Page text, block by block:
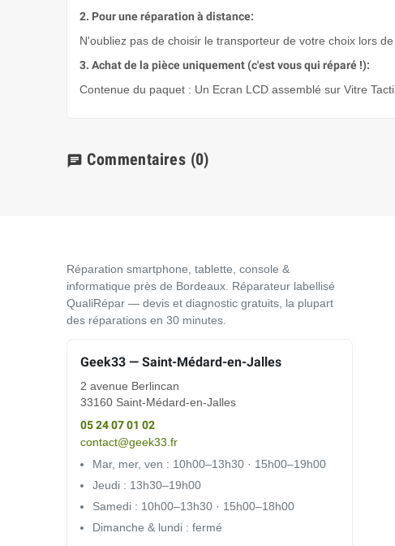
2. Pour une réparation à distance:
N'oubliez pas de choisir le transporteur de votre choix lors
3. Achat de la pièce uniquement (c'est vous qui réparé !):
Contenue du paquet : Un Ecran LCD assemblé sur Vitre
chat Commentaires (0)
Réparation smartphone, tablette, console &
informatique près de Bordeaux. Réparateur labellisé
QualiRépar — devis et diagnostic gratuits, la plupart
des réparations en 30 minutes.
Geek33 — Saint-Médard-en-Jalles
2 avenue Berlincan
33160 Saint-Médard-en-Jalles
05 24 07 01 02
contact@geek33.fr
Mar, mer, ven : 10h00–13h30 · 15h00–19h00
Jeudi : 13h30–19h00
Samedi : 10h00–13h30 · 15h00–18h00
Dimanche & lundi : fermé